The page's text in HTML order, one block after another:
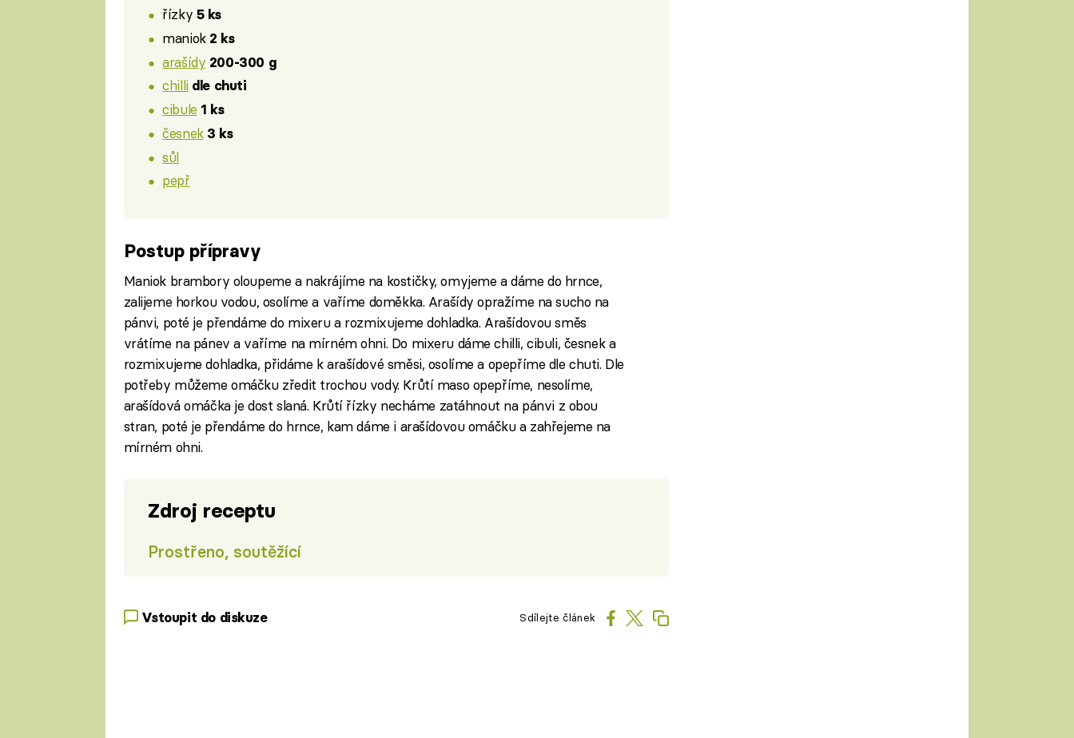
řízky 5 ks
maniok 2 ks
arašídy 200-300 g
chilli dle chuti
cibule 1 ks
česnek 3 ks
sůl
pepř
Postup přípravy
Maniok brambory oloupeme a nakrájíme na kostičky, omyjeme a dáme do hrnce,
zalijeme horkou vodou, osolíme a vaříme doměkka. Arašídy opražíme na sucho na
pánvi, poté je přendáme do mixeru a rozmixujeme dohladka. Arašídovou směs
vrátíme na pánev a vaříme na mírném ohni. Do mixeru dáme chilli, cibuli, česnek a
rozmixujeme dohladka, přidáme k arašídové směsi, osolíme a opepříme dle chuti. Dle
potřeby můžeme omáčku zředit trochou vody. Krůtí maso opepříme, nesolíme,
arašídová omáčka je dost slaná. Krůtí řízky necháme zatáhnout na pánvi z obou
stran, poté je přendáme do hrnce, kam dáme i arašídovou omáčku a zahřejeme na
mírném ohni.
Zdroj receptu
Prostřeno, soutěžící
Vstoupit do diskuze Sdílejte článek